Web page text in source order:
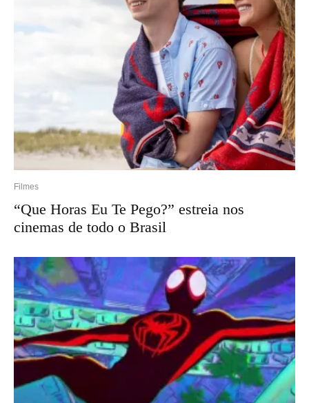
Filmes
“Que Horas Eu Te Pego?” estreia nos
cinemas de todo o Brasil